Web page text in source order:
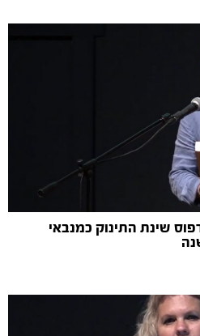
שינת התינוק כמנבאי